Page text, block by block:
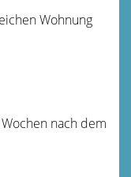
Wohnung
nach dem